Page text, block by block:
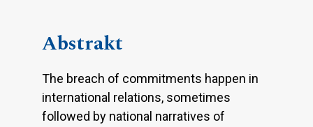
Abstrakt
The breach of commitments happen in
international relations, sometimes
followed by national narratives of